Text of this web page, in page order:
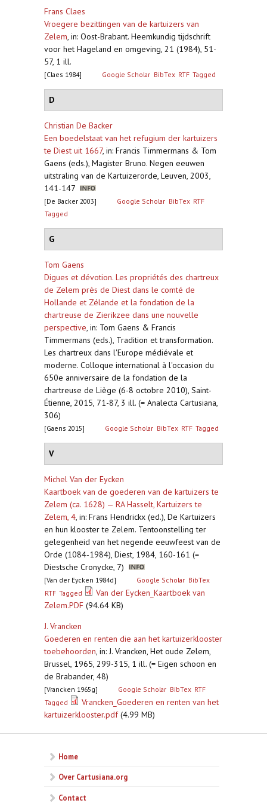
Frans Claes
Vroegere bezittingen van de kartuizers van
Zelem, in: Oost-Brabant. Heemkundig tijdschrift
voor het Hageland en omgeving, 21 (1984), 51-
57, 1 ill.
[Claes 1984] Google Scholar BibTex RTF Tagged
D
Christian De Backer
Een boedelstaat van het refugium der kartuizers
te Diest uit 1667, in: Francis Timmermans & Tom
Gaens (eds.), Magister Bruno. Negen eeuwen
uitstraling van de Kartuizerorde, Leuven, 2003,
141-147
[De Backer 2003] Google Scholar BibTex RTF
Tagged
G
Tom Gaens
Digues et dévotion. Les propriétés des chartreux
de Zelem près de Diest dans le comté de
Hollande et Zélande et la fondation de la
chartreuse de Zierikzee dans une nouvelle
perspective, in: Tom Gaens & Francis
Timmermans (eds.), Tradition et transformation.
Les chartreux dans l'Europe médiévale et
moderne. Colloque international à l'occasion du
650e anniversaire de la fondation de la
chartreuse de Liège (6-8 octobre 2010), Saint-
Étienne, 2015, 71-87, 3 ill. (= Analecta Cartusiana,
306)
[Gaens 2015] Google Scholar BibTex RTF Tagged
V
Michel Van der Eycken
Kaartboek van de goederen van de kartuizers te
Zelem (ca. 1628) — RA Hasselt, Kartuizers te
Zelem, 4, in: Frans Hendrickx (ed.), De Kartuizers
en hun klooster te Zelem. Tentoonstelling ter
gelegenheid van het negende eeuwfeest van de
Orde (1084-1984), Diest, 1984, 160-161 (=
Diestsche Cronycke, 7)
[Van der Eycken 1984d] Google Scholar BibTex
RTF Tagged
Van der Eycken_Kaartboek van
Zelem.PDF (94.64 KB)
J. Vrancken
Goederen en renten die aan het kartuizerklooster
toebehoorden, in: J. Vrancken, Het oude Zelem,
Brussel, 1965, 299-315, 1 ill. (= Eigen schoon en
de Brabander, 48)
[Vrancken 1965g] Google Scholar BibTex RTF
Tagged
Vrancken_Goederen en renten van het
kartuizerklooster.pdf(4.99 MB)
Home
Over Cartusiana.org
Contact